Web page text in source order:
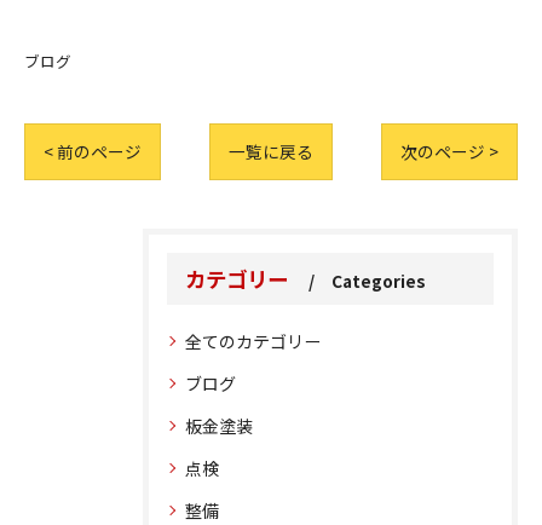
ブログ
< 前のページ 一覧に戻る 次のページ >
カテゴリー Categories
全てのカテゴリー
ブログ
板金塗装
点検
整備